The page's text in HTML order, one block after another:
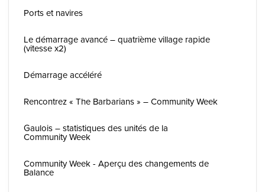
Ports et navires
Le démarrage avancé – quatrième village rapide
(vitesse x2)
Démarrage accéléré
Rencontrez « The Barbarians » – Community Week
Gaulois – statistiques des unités de la
Community Week
Community Week - Aperçu des changements de
Balance